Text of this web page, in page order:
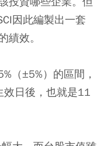
因此編製出一套
績效。
（±5%）的區間，
效日後，也就是11